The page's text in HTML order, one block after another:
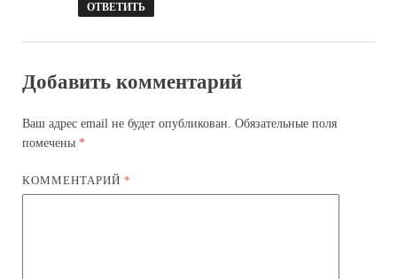
ОТВЕТИТЬ
Добавить комментарий
Ваш адрес email не будет опубликован. Обязательные поля
помечены *
КОММЕНТАРИЙ*